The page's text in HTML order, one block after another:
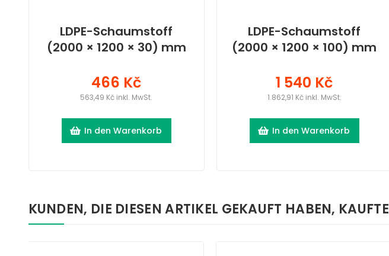
LDPE-Schaumstoff
(2000 × 1200 × 30) mm
466 Kč
563,49 Kč inkl. MwSt.
In den Warenkorb
LDPE-Schaumstoff
(2000 × 1200 × 100) mm
1 540 Kč
1.862,91 Kč inkl. MwSt.
In den Warenkorb
KUNDEN, DIE DIESEN ARTIKEL GEKAUFT HABEN,